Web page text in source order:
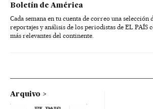
Boletín de América
Cada semana en tu cuenta de correo una selección
reportajes y análisis de los periodistas de EL PAÍS
más relevantes del continente.
Arquivo